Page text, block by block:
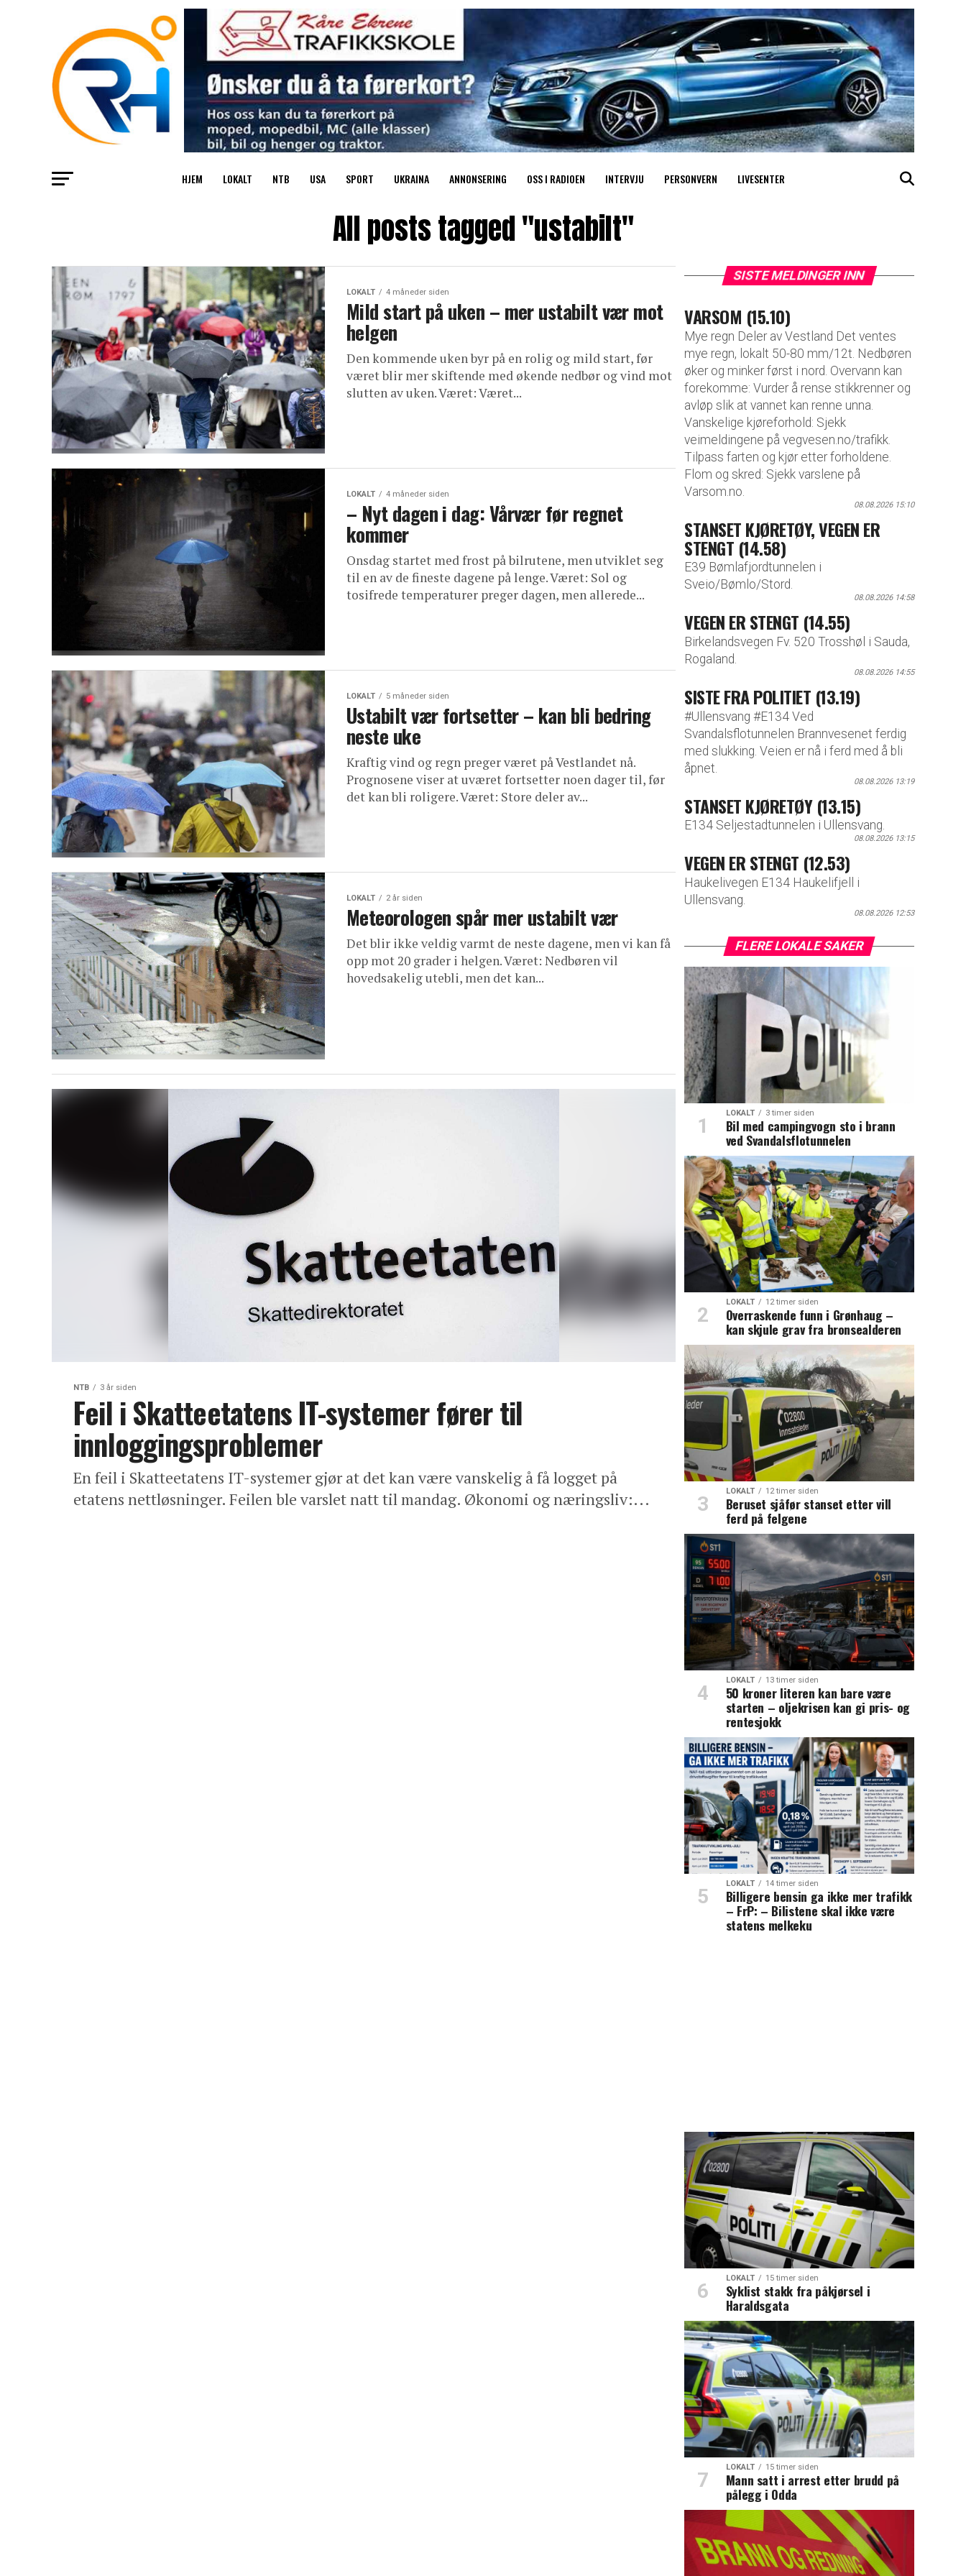
HJEM LOKALT NTB USA SPORT UKRAINA ANNONSERING OSS I RADIOEN INTERVJU PERSONVERN LIVESENTER
All posts tagged "ustabilt"
LOKALT 4 måneder siden
Mild start på uken – mer ustabilt vær mot
helgen
Den kommende uken byr på en rolig og mild start, før
været blir mer skiftende med økende nedbør og vind mot
slutten av uken. Været: Været...
LOKALT 4 måneder siden
– Nyt dagen i dag: Vårvær før regnet
kommer
Onsdag startet med frost på bilrutene, men utviklet seg
til en av de fineste dagene på lenge. Været: Sol og
tosifrede temperaturer preger dagen, men allerede...
LOKALT 5 måneder siden
Ustabilt vær fortsetter – kan bli bedring
neste uke
Kraftig vind og regn preger været på Vestlandet nå.
Prognosene viser at uværet fortsetter noen dager til, før
det kan bli roligere. Været: Store deler av...
LOKALT 2 år siden
Meteorologen spår mer ustabilt vær
Det blir ikke veldig varmt de neste dagene, men vi kan få
opp mot 20 grader i helgen. Været: Nedbøren vil
hovedsakelig utebli, men det kan...
NTB 3 år siden
Feil i Skatteetatens IT-systemer fører til
innloggingsproblemer
En feil i Skatteetatens IT-systemer gjør at det kan være vanskelig å få logget på
etatens nettløsninger. Feilen ble varslet natt til mandag. Økonomi og næringsliv:...
SISTE MELDINGER INN
VARSOM (15.10)
Mye regn Deler av Vestland Det ventes
mye regn, lokalt 50-80 mm/12t. Nedbøren
øker og minker først i nord. Overvann kan
forekomme: Vurder å rense stikkrenner og
avløp slik at vannet kan renne unna.
Vanskelige kjøreforhold: Sjekk
veimeldingene på vegvesen.no/trafikk.
Tilpass farten og kjør etter forholdene.
Flom og skred: Sjekk varslene på
Varsom.no.
08.08.2026 15:10
STANSET KJØRETØY, VEGEN ER
STENGT (14.58)
E39 Bømlafjordtunnelen i
Sveio/Bømlo/Stord.
08.08.2026 14:58
VEGEN ER STENGT (14.55)
Birkelandsvegen Fv. 520 Trosshøl i Sauda,
Rogaland.
08.08.2026 14:55
SISTE FRA POLITIET (13.19)
#Ullensvang #E134 Ved
Svandalsflotunnelen Brannvesenet ferdig
med slukking. Veien er nå i ferd med å bli
åpnet.
08.08.2026 13:19
STANSET KJØRETØY (13.15)
E134 Seljestadtunnelen i Ullensvang.
08.08.2026 13:15
VEGEN ER STENGT (12.53)
Haukelivegen E134 Haukelifjell i
Ullensvang.
08.08.2026 12:53
FLERE LOKALE SAKER
LOKALT 3 timer siden
Bil med campingvogn sto i brann
ved Svandalsflotunnelen
LOKALT 12 timer siden
Overraskende funn i Grønhaug –
kan skjule grav fra bronsealderen
LOKALT 12 timer siden
Beruset sjåfør stanset etter vill
ferd på felgene
LOKALT 13 timer siden
50 kroner literen kan bare være
starten – oljekrisen kan gi pris- og
rentesjokk
LOKALT 14 timer siden
Billigere bensin ga ikke mer trafikk
– FrP: – Bilistene skal ikke være
statens melkeku
LOKALT 15 timer siden
Syklist stakk fra påkjørsel i
Haraldsgata
LOKALT 15 timer siden
Mann satt i arrest etter brudd på
pålegg i Odda